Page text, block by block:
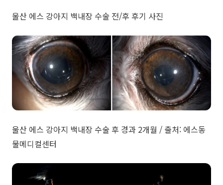
울산 에스 강아지 백내장 수술 전/후 후기 사진
울산 에스 강아지 백내장 수술 후 경과 2개월 / 출처: 에스동
물메디컬센터